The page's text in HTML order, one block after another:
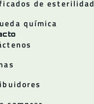
de esterilidad
química